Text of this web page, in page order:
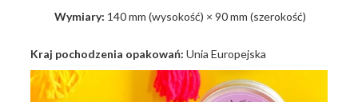
Wymiary: 140 mm (wysokość) × 90 mm (szerokość)
Kraj pochodzenia opakowań: Unia Europejska